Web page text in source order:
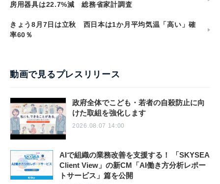
房用器具は22.7%減 総務省家計調査
きょう8月7日は立秋 西日本は1か月平均気温「高い」確
率60％
動画で見るプレスリリース
政府全体でこども・若者の自殺防止に向
けた取組を強化します
2026.08.07 14:00
AIで組織の業務改善を支援する！ 「SKYSEA
Client View」の新CM「AI働き方分析レポー
トサービス」篇を公開